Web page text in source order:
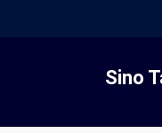
Sino